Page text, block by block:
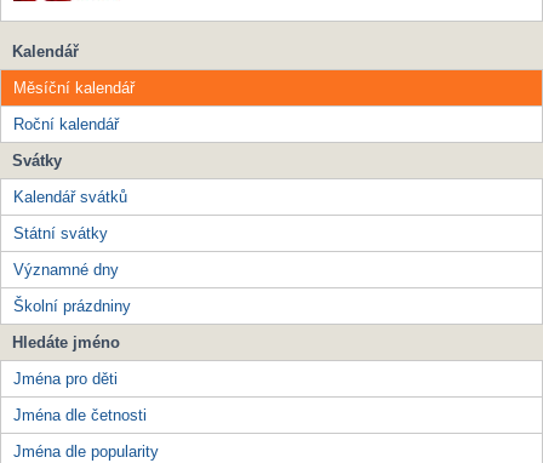
Kalendář
Měsíční kalendář
Roční kalendář
Svátky
Kalendář svátků
Státní svátky
Významné dny
Školní prázdniny
Hledáte jméno
Jména pro děti
Jména dle četnosti
Jména dle popularity